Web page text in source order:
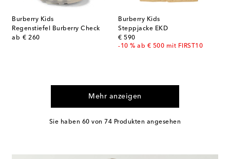
Burberry Kids
Regenstiefel Burberry Check
ab € 260
original price
Burberry Kids
Steppjacke EKD
€ 590
original price
-10 % ab € 500 mit FIRST10
Mehr anzeigen
Sie haben 60 von 74 Produkten angesehen